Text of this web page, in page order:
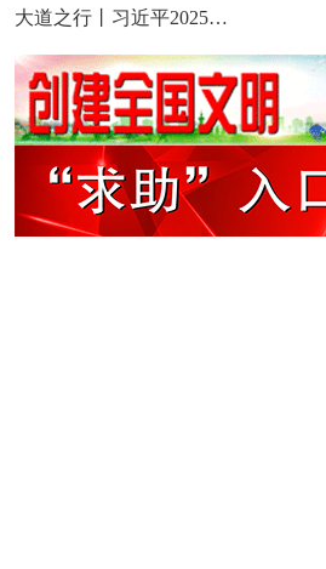
大道之行丨习近平2025…